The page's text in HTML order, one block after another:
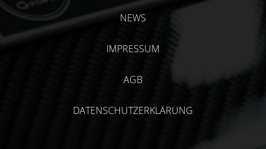
NEWS
IMPRESSUM
AGB
DATENSCHUTZERKLÄRUNG